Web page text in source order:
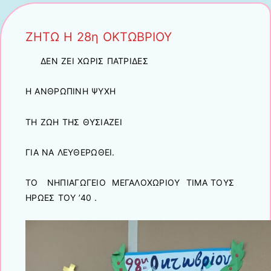
ΖΗΤΩ Η 28η ΟΚΤΩΒΡΙΟΥ
ΔΕΝ ΖΕΙ ΧΩΡΙΣ ΠΑΤΡΙΔΕΣ
Η ΑΝΘΡΩΠΙΝΗ ΨΥΧΗ
ΤΗ ΖΩΗ ΤΗΣ ΘΥΣΙΑΖΕΙ
ΓΙΑ ΝΑ ΛΕΥΘΕΡΩΘΕΙ.
ΤΟ ΝΗΠΙΑΓΩΓΕΙΟ ΜΕΓΑΛΟΧΩΡΙΟΥ ΤΙΜΑ ΤΟΥΣ
ΗΡΩΕΣ ΤΟΥ ’40 .